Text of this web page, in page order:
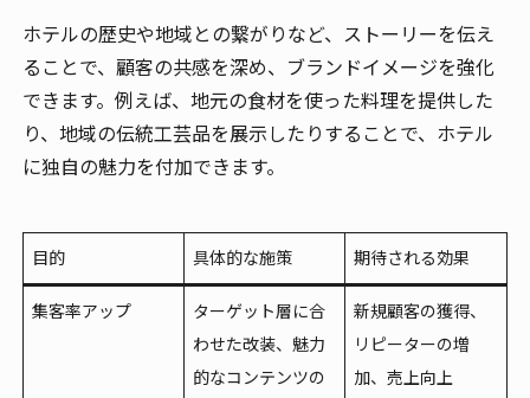
ホテルの歴史や地域との繋がりなど、ストーリーを伝え
ることで、顧客の共感を深め、ブランドイメージを強化
できます。例えば、地元の食材を使った料理を提供した
り、地域の伝統工芸品を展示したりすることで、ホテル
に独自の魅力を付加できます。
目的 具体的な施策 期待される効果
集客率アップ
ターゲット層に合
わせた改装、魅力
的なコンテンツの
新規顧客の獲得、
リピーターの増
加、売上向上